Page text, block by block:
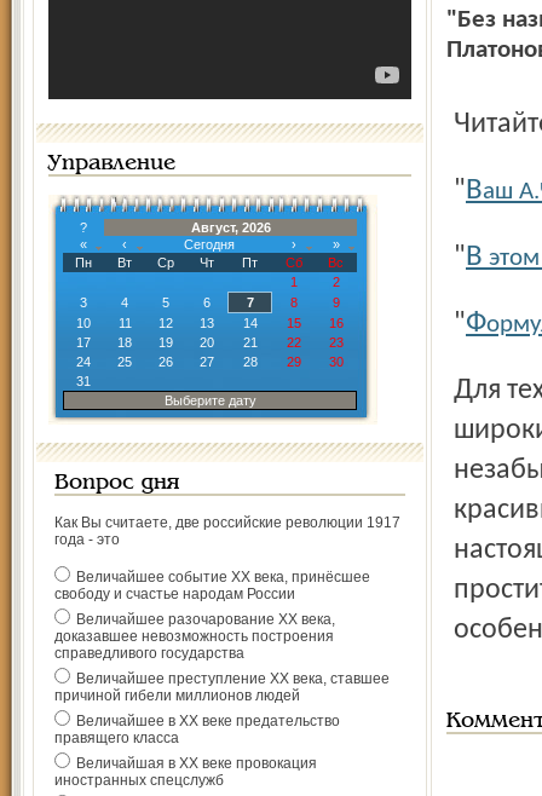
Управление
?
Август, 2026
«
‹ Сегодня ›
»
Пн
Вт Ср Чт Пт Сб
Вс
1
2
3
4 5 6 7 8
9
10
11 12 13 14 15
16
17
18 19 20 21 22
23
24
25 26 27 28 29
30
31
Выберите дату
Вопрос дня
Как Вы считаете, две российские революции 1917
года - это
Величайшее событие ХХ века, принёсшее
свободу и счастье народам России
Величайшее разочарование ХХ века,
доказавшее невозможность построения
справедливого государства
Величайшее преступление ХХ века, ставшее
причиной гибели миллионов людей
Величайшее в ХХ веке предательство
правящего класса
Величайшая в ХХ веке провокация
иностранных спецслужб
"Без
"Ваш
"В
"Ф
Для тех, кто ищет страсть и качество, мы предлагаем